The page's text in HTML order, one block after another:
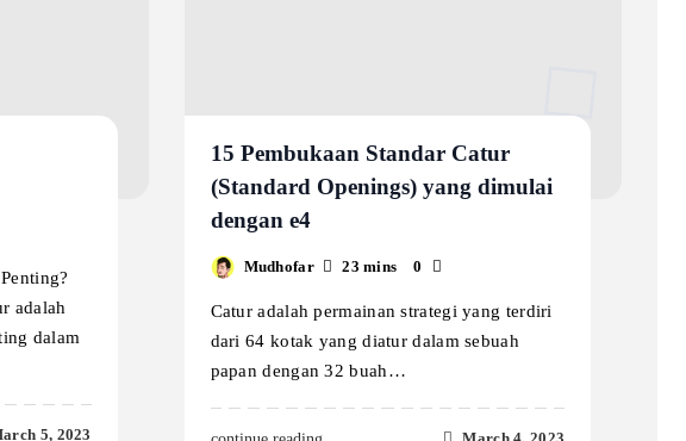
adalah
dalam
5, 2023
15 Pembukaan Standar Catur
(Standard Openings) yang dimulai
dengan e4
Mudhofar 23 mins 0
Catur adalah permainan strategi yang terdiri
dari 64 kotak yang diatur dalam sebuah
papan dengan 32 buah…